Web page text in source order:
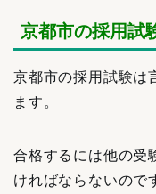
京都市の採用試
京都市の採用試験は
ます。
合格するには他の受
ければならないので